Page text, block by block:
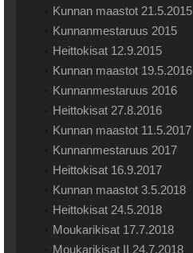
Kunnan maastot 21.5.2015
Kunnanmestaruus 2015
Heittokisat 12.9.2015
Kunnan maastot 19.5.2016
Kunnanmestaruus 2016
Heittokisat 27.8.2016
Kunnan maastot 11.5.2017
Kunnanmestaruus 2017
Heittokisat 16.9.2017
Kunnan maastot 3.5.2018
Heittokisat 24.5.2018
Moukarikisat 17.7.2018
Moukarikisat II 24.7.2018